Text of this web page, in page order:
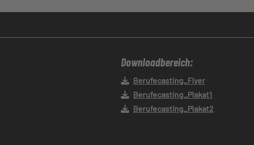
Downloadbereich:
Berufecasting_Flyer
Berufecasting_Plakat1
Berufecasting_Plakat2